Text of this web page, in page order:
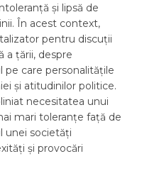
și lipsă de
În acest context,
pentru discuții
a țării, despre
pe care personalitățile
și atitudinilor politice.
necesitatea unui
mari toleranțe față de
unei societăți
și provocări